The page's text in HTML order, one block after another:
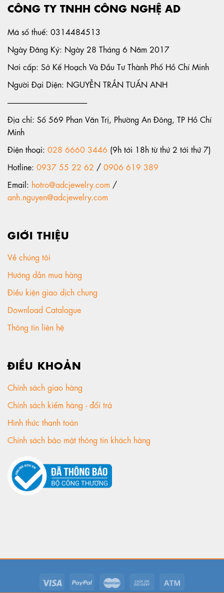
CÔNG TY TNHH CÔNG NGHỆ AD
Mã số thuế: 0314484513
Ngày Đăng Ký: Ngày 28 Tháng 6 Năm 2017
Nơi cấp: Sở Kế Hoạch Và Đầu Tư Thành Phố Hồ Chí Minh
Người Đại Diện: NGUYỄN TRẦN TUẤN ANH
-----------------------------------------------------
Địa chỉ: Số 569 Phan Văn Trị, Phường An Đông, TP Hồ Chí
Minh
Điện thoại: 028 6660 3446 (9h tới 18h từ thứ 2 tới thứ 7)
Hotline: 0937 55 22 62 / 0906 619 389
Email: hotro@adcjewelry.com /
anh.nguyen@adcjewelry.com
GIỚI THIỆU
Về chúng tôi
Hướng dẫn mua hàng
Điều kiện giao dịch chung
Download Catalogue
Thông tin liên hệ
ĐIỀU KHOẢN
Chính sách giao hàng
Chính sách kiểm hàng - đổi trả
Hình thức thanh toán
Chính sách bảo mật thông tin khách hàng